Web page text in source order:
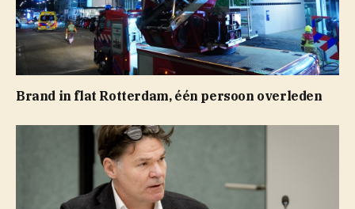
Brand in flat Rotterdam, één persoon overleden